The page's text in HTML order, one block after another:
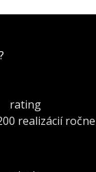
realizácií ročne